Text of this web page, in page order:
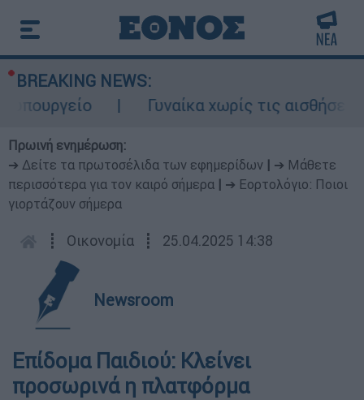
BREAKING NEWS:
Γυναίκα χωρίς τις
Πρωινή ενημέρωση:
➔ Δείτε τα πρωτοσέλιδα των εφημερίδων
➔ Μάθετε
περισσότερα για τον καιρό σήμερα
➔ Εορτολόγιο: Ποιοι
γιορτάζουν σήμερα
┋ Οικονομία ┋ 25.04.2025 14:38
Newsroom
Επίδομα Παιδιού: Κλείνει
προσωρινά η πλατφόρμα